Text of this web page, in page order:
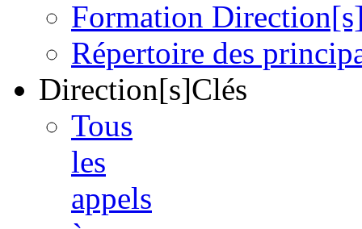
Formation
Répertoire des
Direction[s]Clés
Tous
les
appels